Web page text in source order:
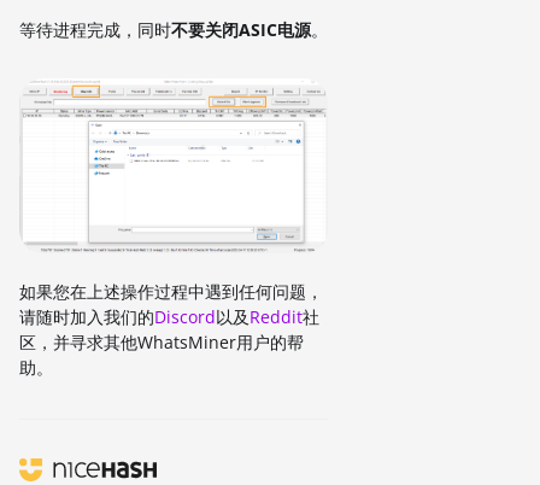
等待进程完成，同时不要关闭ASIC电源。
如果您在上述操作过程中遇到任何问题，
请随时加入我们的Discord以及Reddit社
区，并寻求其他WhatsMiner用户的帮
助。